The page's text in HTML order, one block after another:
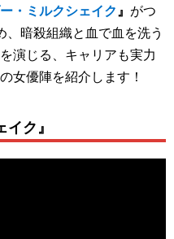
・ミルクシェイク』 がつ
暗殺組織と血で血を洗う
演じる、キャリアも実力
女優陣を紹介します！
ク』